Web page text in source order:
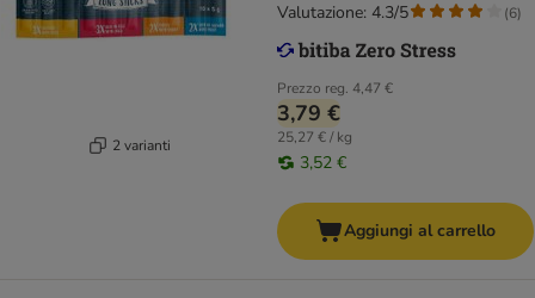
2 varianti
Prezzo reg. 4,47 €
3,79 €
25,27 € / kg
3,52 €
Valutazione: 4.3/5 (6)
Aggiungi al carrello